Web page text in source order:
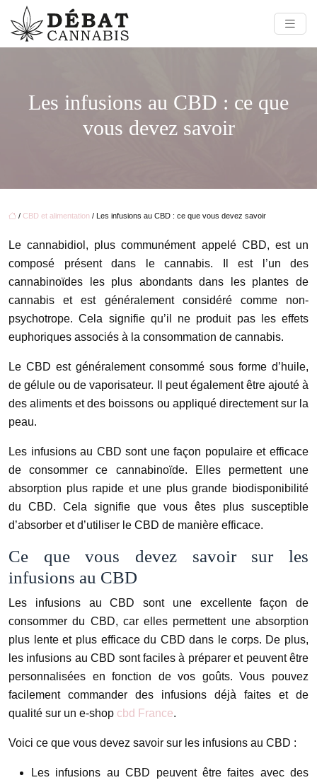
Les infusions au CBD : ce que
vous devez savoir
/ CBD et alimentation / Les infusions au CBD : ce que vous devez savoir
Le cannabidiol, plus communément appelé CBD, est un
composé présent dans le cannabis. Il est l’un des
cannabinoïdes les plus abondants dans les plantes de
cannabis et est généralement considéré comme non-
psychotrope. Cela signifie qu’il ne produit pas les effets
euphoriques associés à la consommation de cannabis.
Le CBD est généralement consommé sous forme d’huile,
de gélule ou de vaporisateur. Il peut également être ajouté à
des aliments et des boissons ou appliqué directement sur la
peau.
Les infusions au CBD sont une façon populaire et efficace
de consommer ce cannabinoïde. Elles permettent une
absorption plus rapide et une plus grande biodisponibilité
du CBD. Cela signifie que vous êtes plus susceptible
d’absorber et d’utiliser le CBD de manière efficace.
Ce que vous devez savoir sur les
infusions au CBD
Les infusions au CBD sont une excellente façon de
consommer du CBD, car elles permettent une absorption
plus lente et plus efficace du CBD dans le corps. De plus,
les infusions au CBD sont faciles à préparer et peuvent être
personnalisées en fonction de vos goûts. Vous pouvez
facilement commander des infusions déjà faites et de
qualité sur un e-shop cbd France.
Voici ce que vous devez savoir sur les infusions au CBD :
Les infusions au CBD peuvent être faites avec des